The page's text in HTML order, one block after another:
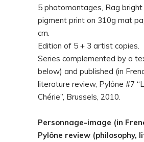
5 photomontages, Rag
pigment print on 310g mat
cm.
Edition of 5 + 3 artist copies.
Series complemented by a
below) and published (in
literature review, Pylône #7
Chérie”, Brussels, 2010.
Personnage-image (in
Pylône review (philosophy,